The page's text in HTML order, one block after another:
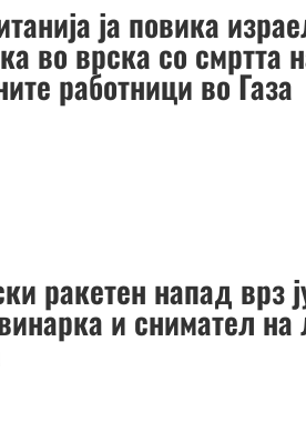
ја повика
во врска со смртта
работници во Газа
ракетен напад врз
и снимател на